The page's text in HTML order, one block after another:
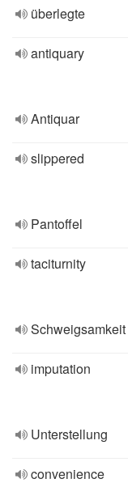
überlegte
antiquary
Antiquar
slippered
Pantoffel
taciturnity
Schweigsamkeit
imputation
Unterstellung
convenience